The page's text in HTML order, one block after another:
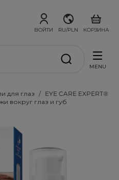
ВОЙТИ RU/PLN КОРЗИНА
MENU
для глаз
EYE CARE EXPERT®
вокруг глаз и губ